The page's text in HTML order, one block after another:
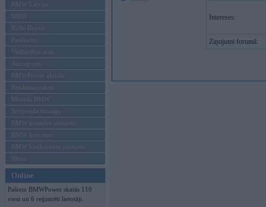
BMW Latvijā
MINI
Rolls-Royce
Pasākumi
Vadāmības tests
Autosports
BMWPower aktuāli
Reklāmas raksti
Mēneša BMW
Sērijveida tūnings
BMW pasaules jaunumi
BMW koncepti
BMW konkurentu jaunumi
Moto
Online
Pašreiz BMWPower skatās 110
viesi un 6 reģistrēti lietotāji.
Intereses:
Ziņojumi forumā: